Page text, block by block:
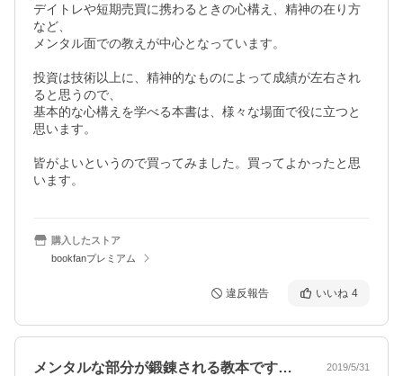
デイトレや短期売買に携わるときの心構え、精神の在り方
など、
メンタル面での教えが中心となっています。
投資は技術以上に、精神的なものによって成績が左右され
ると思うので、
基本的な心構えを学べる本書は、様々な場面で役に立つと
思います。
皆がよいというので買ってみました。買ってよかったと思
います。
購入したストア
bookfanプレミアム
違反報告 いいね 4
メンタルな部分が鍛錬される教本です。や… 2019/5/31